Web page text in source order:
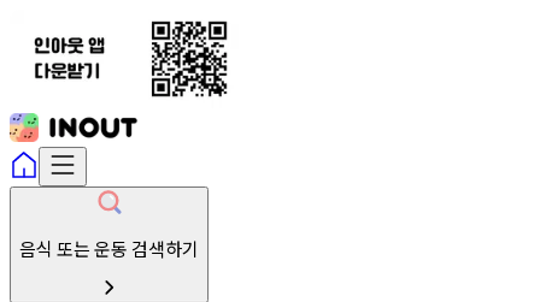
음식 또는 운동 검색하기